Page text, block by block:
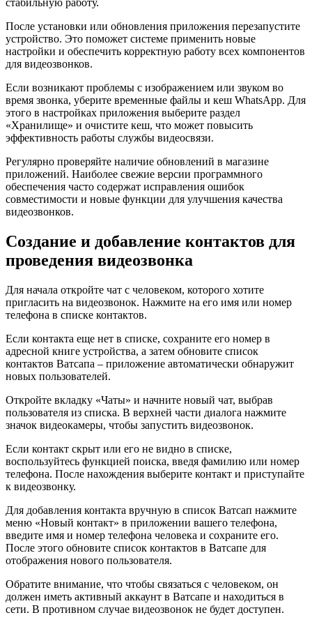
стабильную работу.
После установки или обновления приложения перезапустите
устройство. Это поможет системе применить новые
настройки и обеспечить корректную работу всех компонентов
для видеозвонков.
Если возникают проблемы с изображением или звуком во
время звонка, уберите временные файлы и кеш WhatsApp. Для
этого в настройках приложения выберите раздел
«Хранилище» и очистите кеш, что может повысить
эффективность работы службы видеосвязи.
Регулярно проверяйте наличие обновлений в магазине
приложений. Наиболее свежие версии программного
обеспечения часто содержат исправления ошибок
совместимости и новые функции для улучшения качества
видеозвонков.
Создание и добавление контактов для
проведения видеозвонка
Для начала откройте чат с человеком, которого хотите
пригласить на видеозвонок. Нажмите на его имя или номер
телефона в списке контактов.
Если контакта еще нет в списке, сохраните его номер в
адресной книге устройства, а затем обновите список
контактов Ватсапа – приложение автоматически обнаружит
новых пользователей.
Откройте вкладку «Чаты» и начните новый чат, выбрав
пользователя из списка. В верхней части диалога нажмите
значок видеокамеры, чтобы запустить видеозвонок.
Если контакт скрыт или его не видно в списке,
воспользуйтесь функцией поиска, введя фамилию или номер
телефона. После нахождения выберите контакт и приступайте
к видеозвонку.
Для добавления контакта вручную в список Ватсап нажмите
меню «Новый контакт» в приложении вашего телефона,
введите имя и номер телефона человека и сохраните его.
После этого обновите список контактов в Ватсапе для
отображения нового пользователя.
Обратите внимание, что чтобы связаться с человеком, он
должен иметь активный аккаунт в Ватсапе и находиться в
сети. В противном случае видеозвонок не будет доступен.